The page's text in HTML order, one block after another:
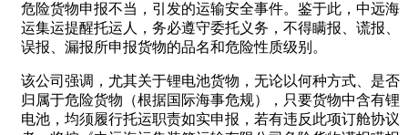
危险货物申报不当，引发的运输安全事件。鉴于此，中远海
运集运提醒托运人，务必遵守委托义务，不得瞒报、谎报、
误报、漏报所申报货物的品名和危险性质级别。
该公司强调，尤其关于锂电池货物，无论以何种方式、是否
归属于危险货物（根据国际海事危规），只要货物中含有锂
电池，均须履行托运职责如实申报，若有违反此项订舱协议